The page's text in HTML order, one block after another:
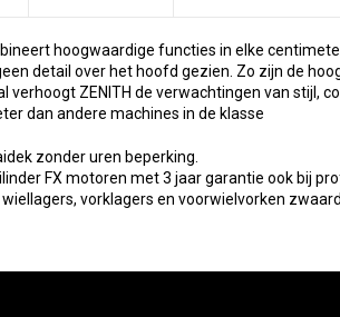
hoogwaardige functies in elke
detail over het hoofd gezien. Zo zijn de
verhoogt ZENITH de verwachtingen van
dan andere machines in de klasse
zonder uren beperking.
FX motoren met 3 jaar garantie ook bij
vorklagers en voorwielvorken